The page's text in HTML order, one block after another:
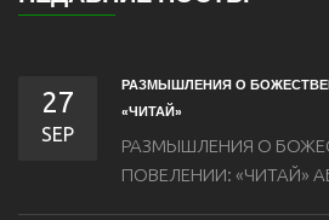
27
SEP
РАЗМЫШЛЕНИЯ О
«ЧИТАЙ»
РАЗМЫШЛЕНИЯ О
ПОВЕЛЕНИИ: «ЧИТАЙ»